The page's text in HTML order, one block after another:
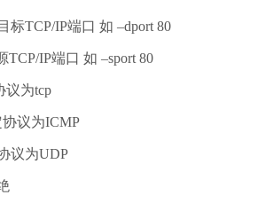
标TCP/IP端口 如 –dport 80
TCP/IP端口 如 –sport 80
议为tcp
协议为ICMP
议为UDP